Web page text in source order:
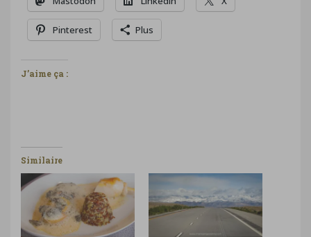
Pinterest Plus
J’aime ça :
Similaire